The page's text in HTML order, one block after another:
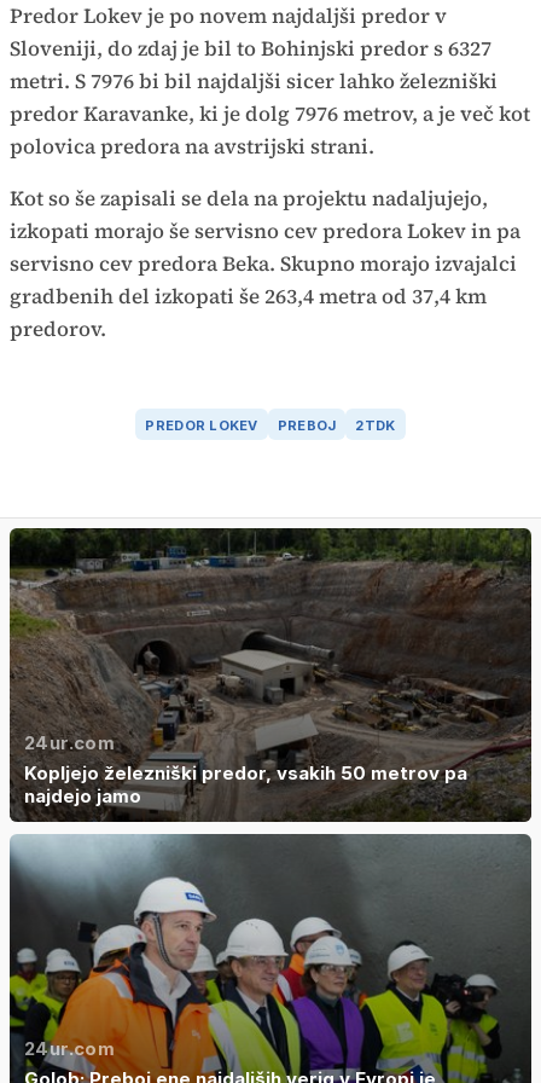
Predor Lokev je po novem najdaljši predor v
Sloveniji, do zdaj je bil to Bohinjski predor s 6327
metri. S 7976 bi bil najdaljši sicer lahko železniški
predor Karavanke, ki je dolg 7976 metrov, a je več kot
polovica predora na avstrijski strani.
Kot so še zapisali se dela na projektu nadaljujejo,
izkopati morajo še servisno cev predora Lokev in pa
servisno cev predora Beka. Skupno morajo izvajalci
gradbenih del izkopati še 263,4 metra od 37,4 km
predorov.
PREDOR LOKEV PREBOJ 2TDK
24ur.com
Kopljejo železniški predor, vsakih 50 metrov pa
najdejo jamo
24ur.com